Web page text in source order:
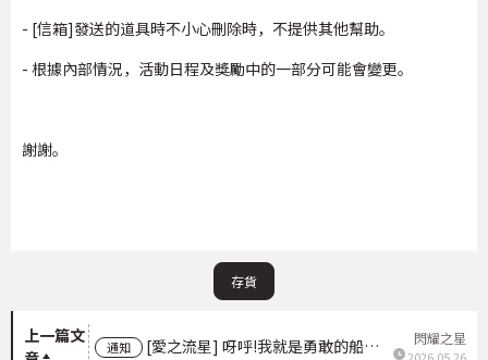
- [信箱]發送的道具時不小心刪除時，不提供其他幫助。
- 根據內部情況，活動日程及獎勵中的一部分可能會變更。
謝謝。
存貨
上一篇文
通知 [愛之流星] 呀呼!我就是勇敢的船長!PICK UP 閃耀之星
2026.05.26